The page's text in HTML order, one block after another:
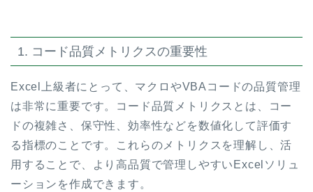
1. コード品質メトリクスの重要性
Excel上級者にとって、マクロやVBAコードの品質管理
は非常に重要です。コード品質メトリクスとは、コー
ドの複雑さ、保守性、効率性などを数値化して評価す
る指標のことです。これらのメトリクスを理解し、活
用することで、より高品質で管理しやすいExcelソリュ
ーションを作成できます。